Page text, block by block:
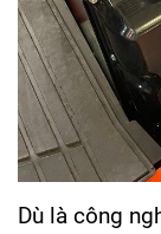
Dù là công